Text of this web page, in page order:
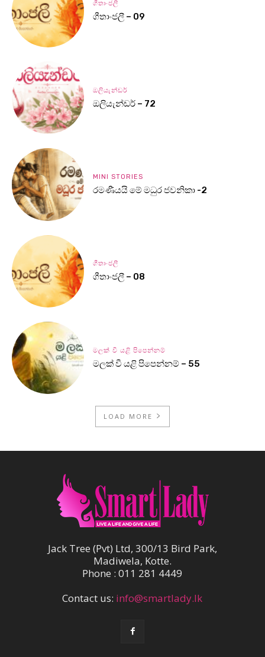
ගීතාංජලී
ගීතාංජලී – 09
ඔලියැන්ඩර්
ඔලියැන්ඩර් – 72
MINI STORIES
රමණීයයි මේ මධුර ජවනිකා -2
ගීතාංජලී
ගීතාංජලී – 08
මලක් වී යළි පිපෙන්නම්
මලක් වී යළි පිපෙන්නම් – 55
LOAD MORE
Jack Tree (Pvt) Ltd, 300/13 Bird Park,
Madiwela, Kotte.
Phone : 011 281 4449
Contact us: info@smartlady.lk